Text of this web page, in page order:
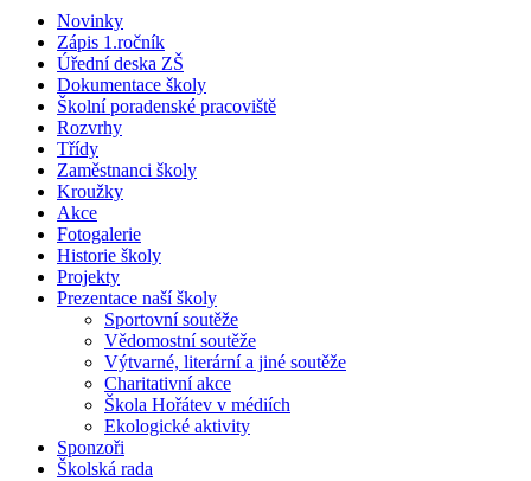
Novinky
Zápis 1.ročník
Úřední deska ZŠ
Dokumentace školy
Školní poradenské pracoviště
Rozvrhy
Třídy
Zaměstnanci školy
Kroužky
Akce
Fotogalerie
Historie školy
Projekty
Prezentace naší školy
Sportovní soutěže
Vědomostní soutěže
Výtvarné, literární a jiné soutěže
Charitativní akce
Škola Hořátev v médiích
Ekologické aktivity
Sponzoři
Školská rada